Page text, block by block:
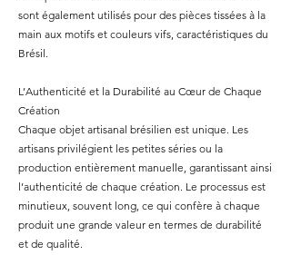
sont également utilisés pour des pièces tissées à la
main aux motifs et couleurs vifs, caractéristiques du
Brésil.
L’Authenticité et la Durabilité au Cœur de Chaque
Création
Chaque objet artisanal brésilien est unique. Les
artisans privilégient les petites séries ou la
production entièrement manuelle, garantissant ainsi
l’authenticité de chaque création. Le processus est
minutieux, souvent long, ce qui confère à chaque
produit une grande valeur en termes de durabilité
et de qualité.